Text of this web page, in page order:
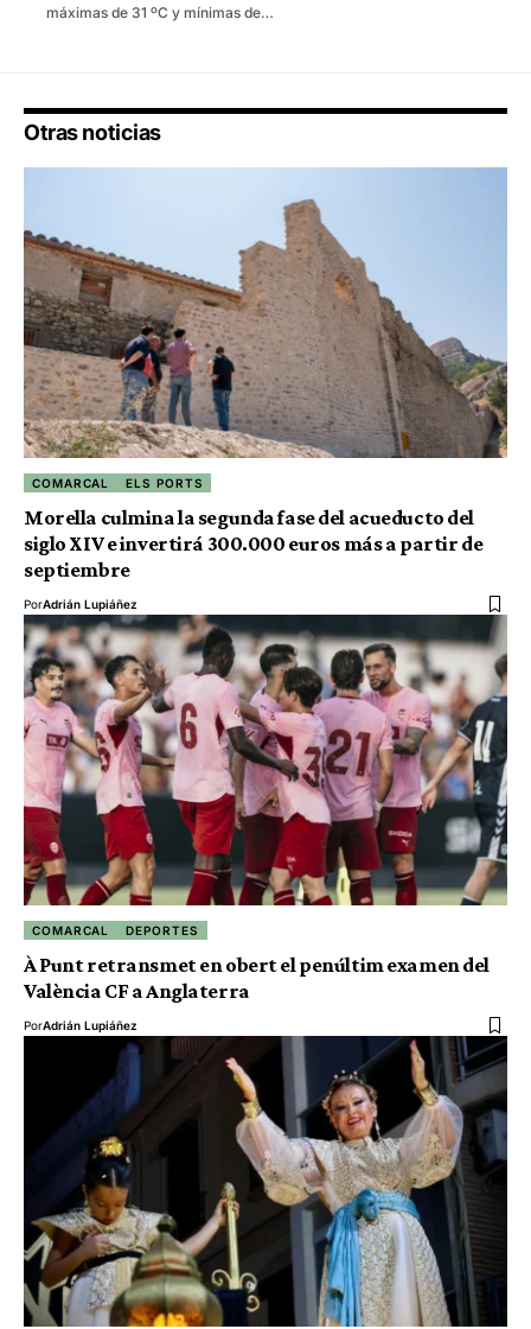
máximas de 31 ºC y mínimas de…
Otras noticias
COMARCAL ELS PORTS
Morella culmina la segunda fase del acueducto del
siglo XIV e invertirá 300.000 euros más a partir de
septiembre
PorAdrián Lupiáñez
COMARCAL DEPORTES
À Punt retransmet en obert el penúltim examen del
València CF a Anglaterra
PorAdrián Lupiáñez